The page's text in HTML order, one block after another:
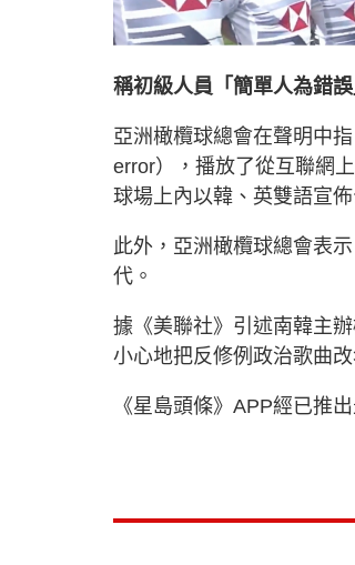
稱初級人員「簡單人為錯誤
亞洲橄欖球總會在聲明中
error），播放了從互聯網
球場上內以韓、英雙語宣
此外，亞洲橄欖球總會表
代。
據《美聯社》引述南韓主
小心地把反修例政治歌曲
《星島頭條》APP經已推